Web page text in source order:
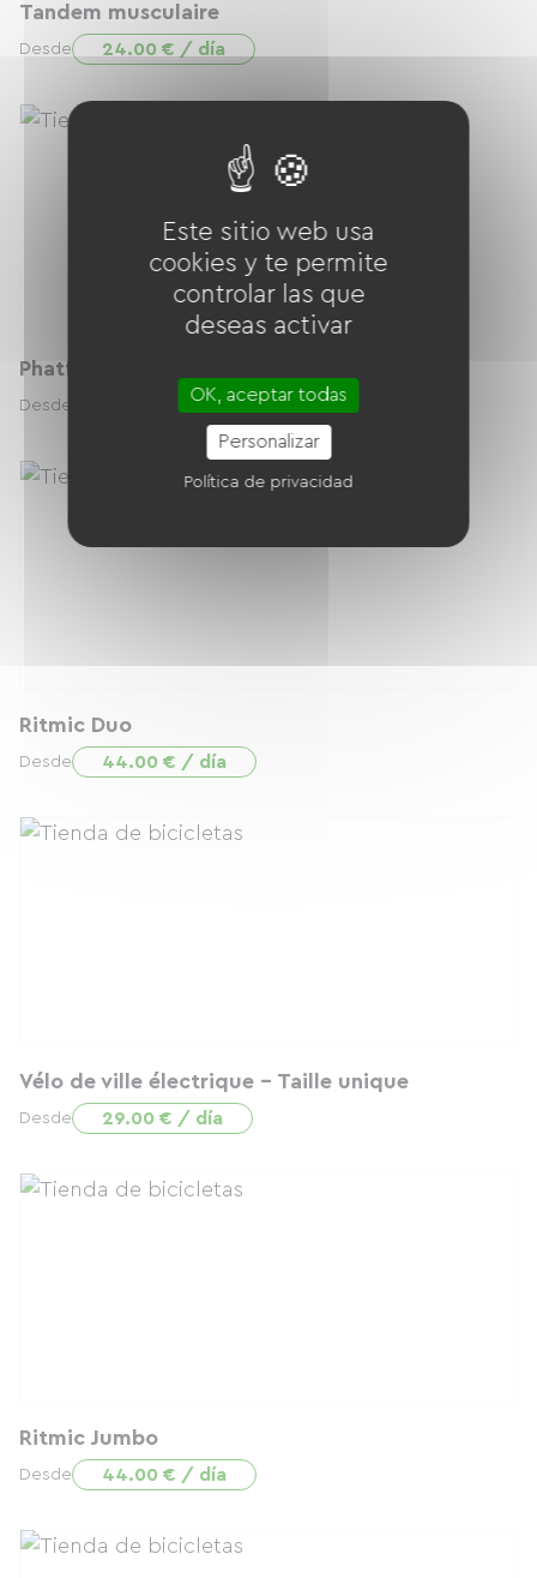
Tandem musculaire
Desde 24.00 € / día
Phatfour
Desde 44.00 € / día
Ritmic Duo
Desde 44.00 € / día
Vélo de ville électrique - Taille unique
Desde 29.00 € / día
Ritmic Jumbo
Desde 44.00 € / día
Este sitio web usa
cookies y te permite
controlar las que
deseas activar
OK, aceptar todas
Personalizar
Política de privacidad